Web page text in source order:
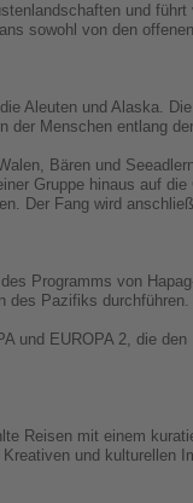
und
sowohl von den
Aleuten und Alaska.
der Menschen entlang
Bären und
Gruppe hinaus auf
Der Fang wird
Programms von
des Pazifiks durchführen.
und EUROPA 2, die
Reisen mit einem
und kulturellen